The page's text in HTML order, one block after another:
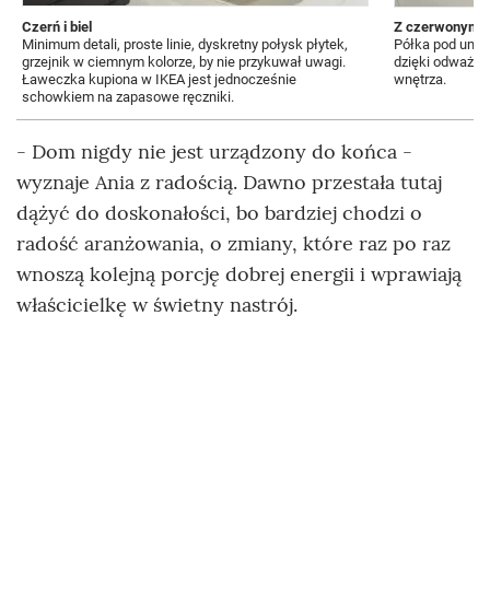
Czerń i biel
Minimum detali, proste linie, dyskretny połysk płytek,
grzejnik w ciemnym kolorze, by nie przykuwał uwagi.
Ławeczka kupiona w IKEA jest jednocześnie
schowkiem na zapasowe ręczniki.
Z czerwonym
Półka pod
dzięki
wnętrza.
- Dom nigdy nie jest urządzony do końca -
wyznaje Ania z radością. Dawno przestała tutaj
dążyć do doskonałości, bo bardziej chodzi o
radość aranżowania, o zmiany, które raz po raz
wnoszą kolejną porcję dobrej energii i wprawiają
właścicielkę w świetny nastrój.